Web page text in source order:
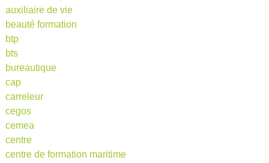
auxiliaire de vie
beauté formation
btp
bts
bureautique
cap
carreleur
cegos
cemea
centre
centre de formation maritime